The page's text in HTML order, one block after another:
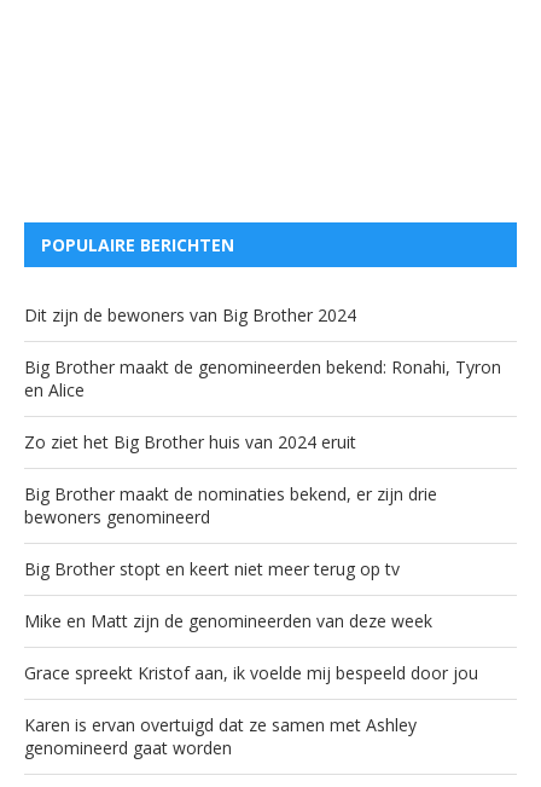
POPULAIRE BERICHTEN
Dit zijn de bewoners van Big Brother 2024
Big Brother maakt de genomineerden bekend: Ronahi, Tyron
en Alice
Zo ziet het Big Brother huis van 2024 eruit
Big Brother maakt de nominaties bekend, er zijn drie
bewoners genomineerd
Big Brother stopt en keert niet meer terug op tv
Mike en Matt zijn de genomineerden van deze week
Grace spreekt Kristof aan, ik voelde mij bespeeld door jou
Karen is ervan overtuigd dat ze samen met Ashley
genomineerd gaat worden